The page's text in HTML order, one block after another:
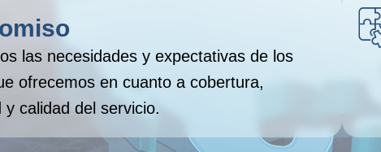
las necesidades y expectativas de los
ofrecemos en cuanto a cobertura,
y calidad del servicio.